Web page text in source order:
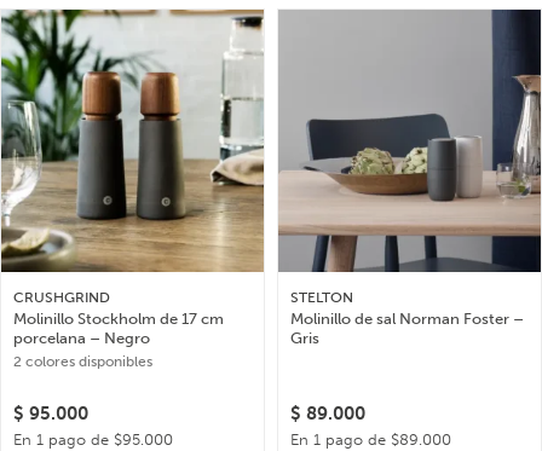
CRUSHGRIND
Molinillo Stockholm de 17 cm
porcelana – Negro
2 colores disponibles
$ 95.000
En 1 pago de $95.000
STELTON
Molinillo de sal Norman Foster –
Gris
$ 89.000
En 1 pago de $89.000